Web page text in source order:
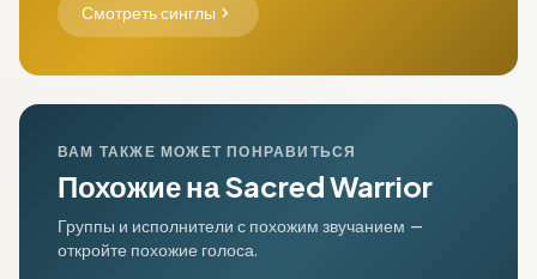
Смотреть синглы chevron_right
ВАМ ТАКЖЕ МОЖЕТ ПОНРАВИТЬСЯ
Похожие на Sacred Warrior
Группы и исполнители с похожим звучанием —
откройте похожие голоса.